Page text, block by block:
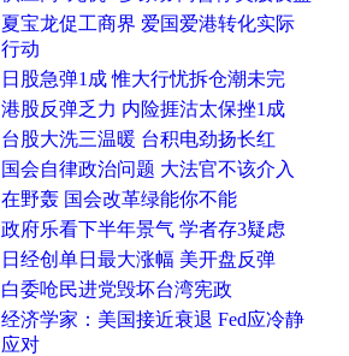
夏宝龙促工商界 爱国爱港转化实际
行动
日股急弹1成 惟大行忧拆仓潮未完
港股反弹乏力 内险捱沽太保挫1成
台股大洗三温暖 台积电劲扬长红
国会自律政治问题 大法官不该介入
在野轰 国会改革绿能你不能
政府乐看下半年景气 学者存3疑虑
日经创单日最大涨幅 美开盘反弹
白委呛民进党毁坏台湾宪政
经济学家：美国接近衰退 Fed应冷静
应对